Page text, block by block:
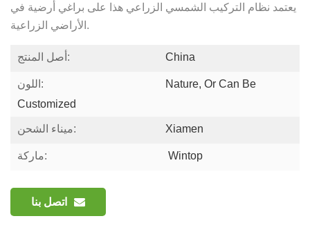
يعتمد نظام التركيب الشمسي الزراعي هذا على براغي أرضية في
الأراضي الزراعية.
أصل المنتج: China
اللون:
Nature, Or Can Be
Customized
ميناء الشحن: Xiamen
ماركة: Wintop
اتصل بنا